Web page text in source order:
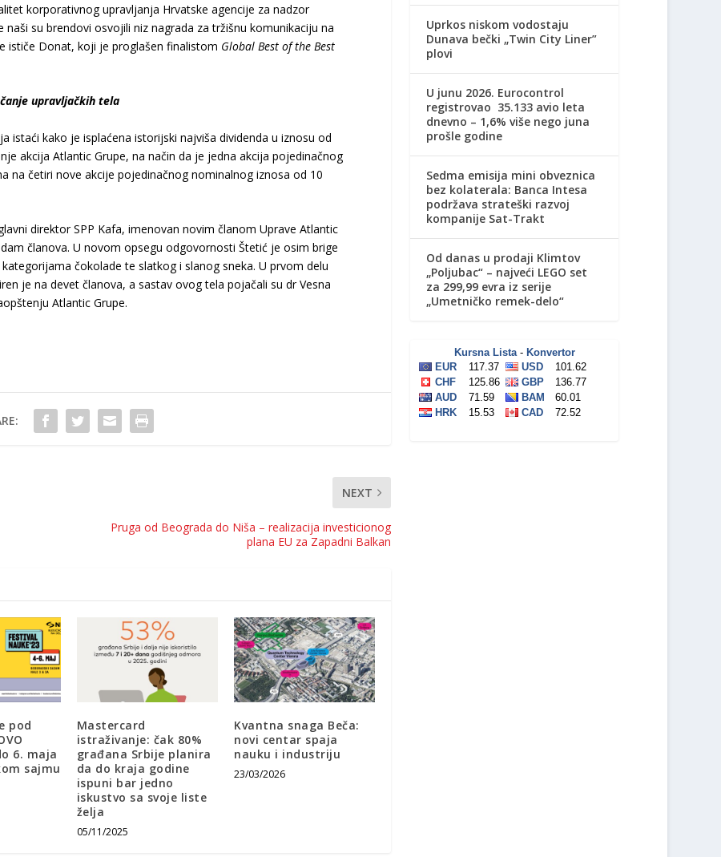
korporativnog upravljanja Hrvatske agencije za nadzor
su brendovi osvojili niz nagrada za tržišnu komunikaciju na
ističe Donat, koji je proglašen finalistom Global Best of the Best
upravljačkih tela
istaći kako je isplaćena istorijski najviša dividenda u iznosu od
akcija Atlantic Grupe, na način da je jedna akcija pojedinačnog
na četiri nove akcije pojedinačnog nominalnog iznosa od 10
direktor SPP Kafa, imenovan novim članom Uprave Atlantic
članova. U novom opsegu odgovornosti Štetić je osim brige
čokolade te slatkog i slanog sneka. U prvom delu
je na devet članova, a sastav ovog tela pojačali su dr Vesna
Atlantic Grupe.
NEXT
Pruga od Beograda do Niša – realizacija investicionog
plana EU za Zapadni Balkan
pod
6. maja
sajmu
Mastercard
istraživanje: čak 80%
građana Srbije planira
da do kraja godine
ispuni bar jedno
iskustvo sa svoje liste
želja
05/11/2025
Kvantna snaga Beča:
novi centar spaja
nauku i industriju
23/03/2026
Uprkos niskom vodostaju
Dunava bečki „Twin City Liner”
plovi
U junu 2026. Eurocontrol
registrovao 35.133 avio leta
dnevno – 1,6% više nego juna
prošle godine
Sedma emisija mini obveznica
bez kolaterala: Banca Intesa
podržava strateški razvoj
kompanije Sat-Trakt
Od danas u prodaji Klimtov
„Poljubac“ – najveći LEGO set
za 299,99 evra iz serije
„Umetničko remek-delo“